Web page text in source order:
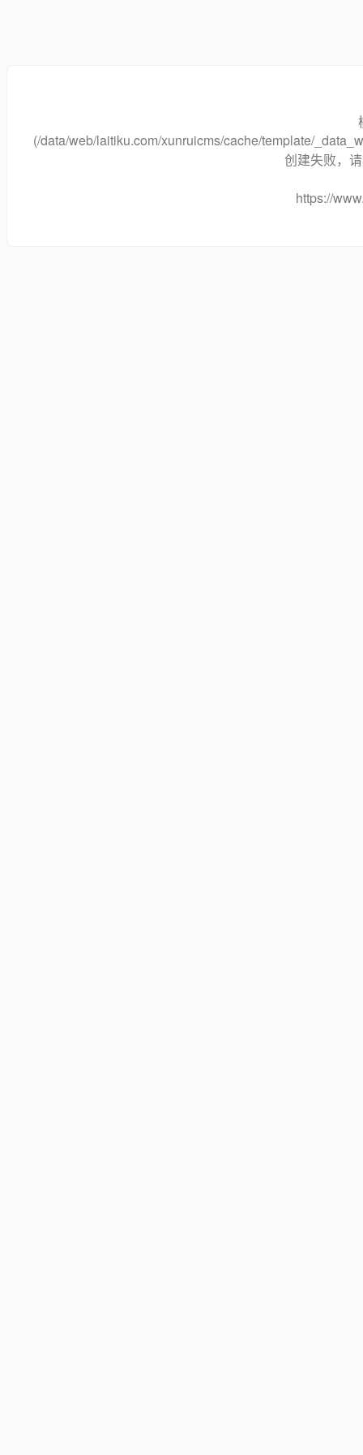
(/data/web/laitiku.com/xunruicms/cache/template/
创建失败，
https://